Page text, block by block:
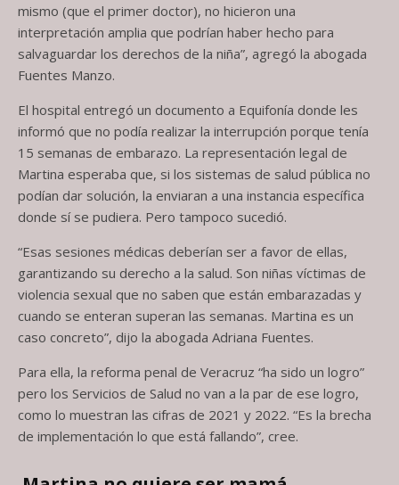
mismo (que el primer doctor), no hicieron una
interpretación amplia que podrían haber hecho para
salvaguardar los derechos de la niña”, agregó la abogada
Fuentes Manzo.
El hospital entregó un documento a Equifonía donde les
informó que no podía realizar la interrupción porque tenía
15 semanas de embarazo. La representación legal de
Martina esperaba que, si los sistemas de salud pública no
podían dar solución, la enviaran a una instancia específica
donde sí se pudiera. Pero tampoco sucedió.
“Esas sesiones médicas deberían ser a favor de ellas,
garantizando su derecho a la salud. Son niñas víctimas de
violencia sexual que no saben que están embarazadas y
cuando se enteran superan las semanas. Martina es un
caso concreto”, dijo la abogada Adriana Fuentes.
Para ella, la reforma penal de Veracruz “ha sido un logro”
pero los Servicios de Salud no van a la par de ese logro,
como lo muestran las cifras de 2021 y 2022. “Es la brecha
de implementación lo que está fallando”, cree.